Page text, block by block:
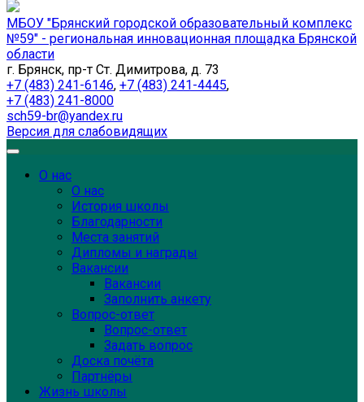
МБОУ "Брянский городской образовательный комплекс
№59" - региональная инновационная площадка Брянской
области
г. Брянск, пр-т Ст. Димитрова, д. 73
+7 (483) 241-6146, +7 (483) 241-4445,
+7 (483) 241-8000
sch59-br@yandex.ru
Версия для слабовидящих
О нас
О нас
История школы
Благодарности
Места занятий
Дипломы и награды
Вакансии
Вакансии
Заполнить анкету
Вопрос-ответ
Вопрос-ответ
Задать вопрос
Доска почёта
Партнёры
Жизнь школы